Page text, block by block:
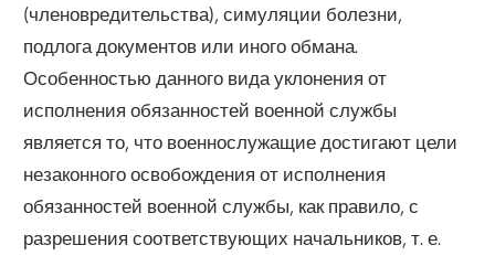
(членовредительства), симуляции болезни,
подлога документов или иного обмана.
Особенностью данного вида уклонения от
исполнения обязанностей военной службы
является то, что военнослужащие достигают цели
незаконного освобождения от исполнения
обязанностей военной службы, как правило, с
разрешения соответствующих начальников, т. е.